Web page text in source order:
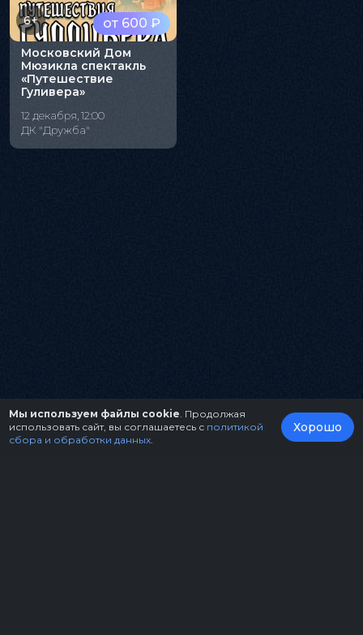
от 600 ₽
6+
Московский Дом
Мюзикла спектакль
«Путешествие
Гуливера»
12 декабря, 12:00
ДК "Дружба"
Мы используем файлы cookie . Продолжая
использовать сайт, вы соглашаетесь с политикой
сбора и обработки данных
Хорошо